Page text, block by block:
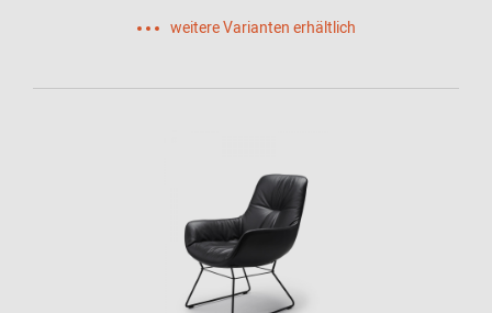
weitere Varianten erhältlich